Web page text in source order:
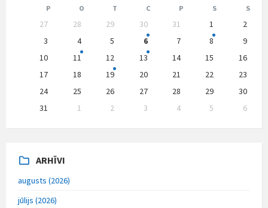
Month
Month
P O T C P S S
calendar
27 28 29 30 31 1
2
3
4 5 6 7 8
9
10
11 12 13 14 15
16
17
18 19 20 21 22
23
24
25 26 27 28 29
30
31
1 2 3 4 5
6
to
ARHĪVI
augusts (2026)
jūlijs (2026)